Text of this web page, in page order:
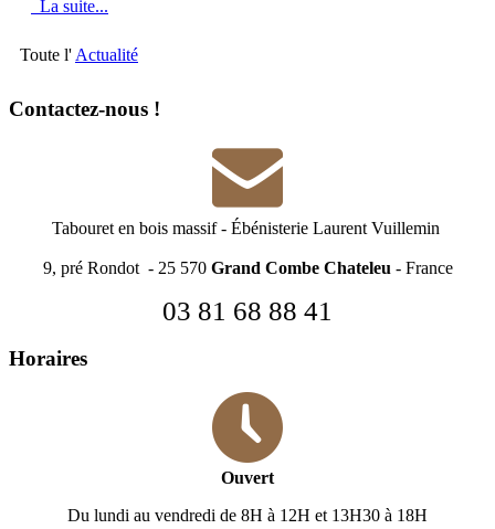
La suite...
Toute l' Actualité
Contactez-nous !
Tabouret en bois massif- Ébénisterie Laurent Vuillemin
9, pré Rondot - 25 570 Grand Combe Chateleu - France
03 81 68 88 41
Horaires
Ouvert
Du lundi au vendredi de 8H à 12H et 13H30 à 18H